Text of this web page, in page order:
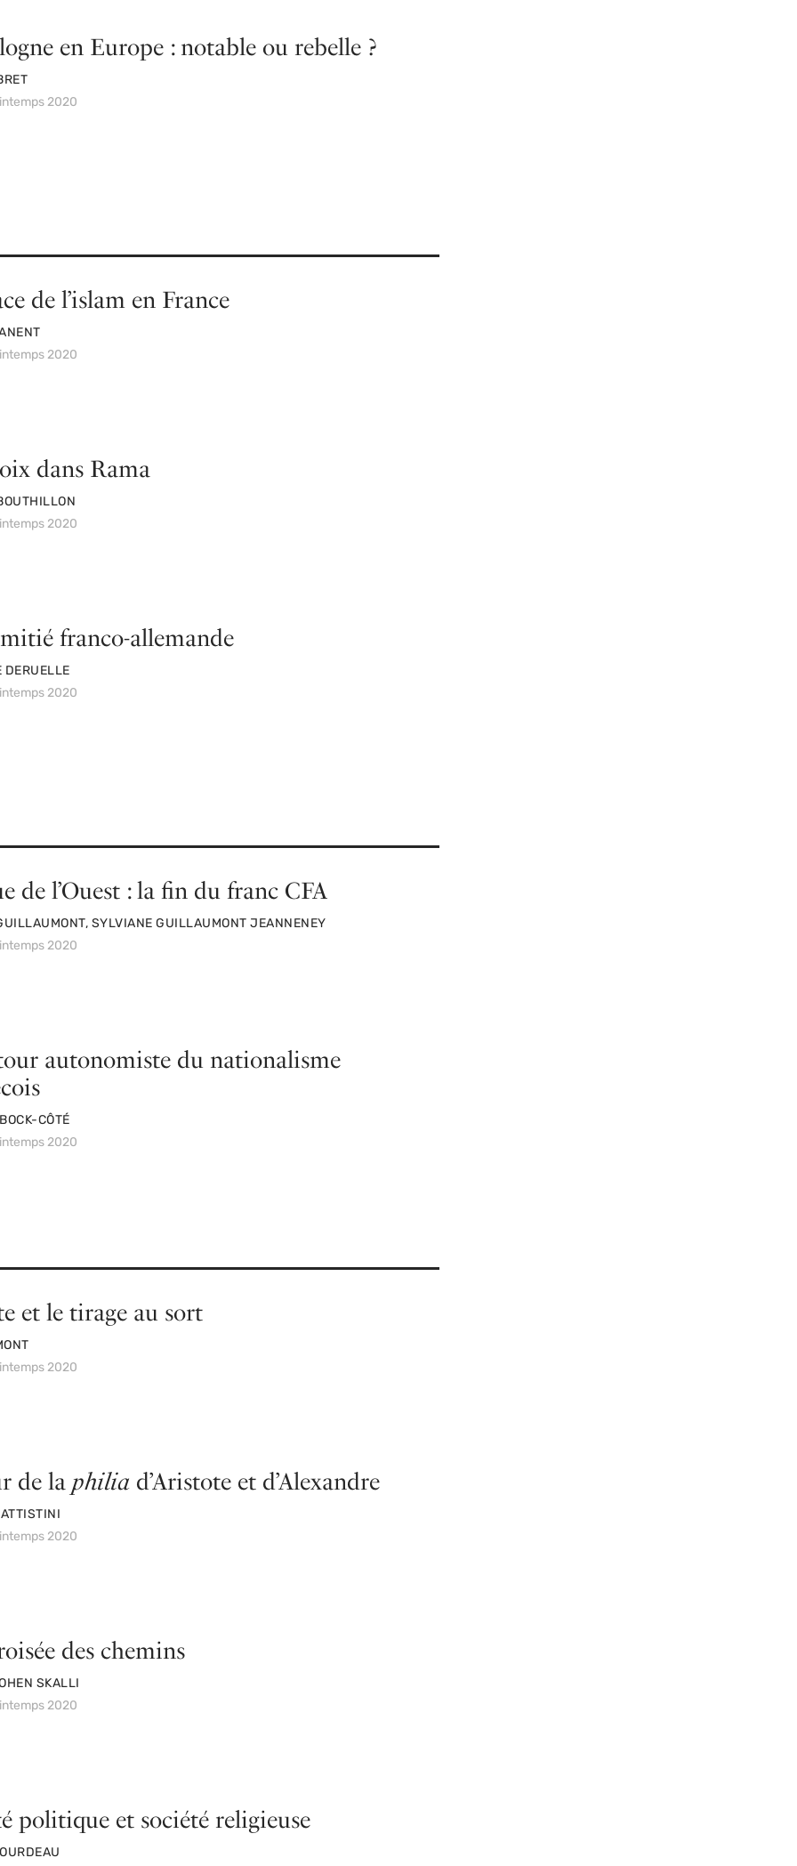
en Europe : notable ou rebelle ?
2020
de l’islam en France
2020
dans Rama
2020
franco-allemande
DERUELLE
2020
de l’Ouest : la fin du franc CFA
SYLVIANE GUILLAUMONT JEANNENEY
2020
autonomiste du nationalisme
CÔTÉ
2020
et le tirage au sort
2020
de la philia d’Aristote et d’Alexandre
2020
des chemins
SKALLI
2020
politique et société religieuse